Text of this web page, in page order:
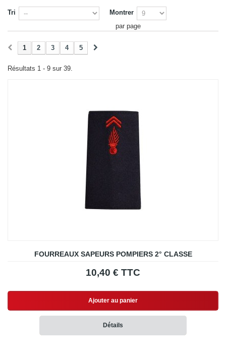
Tri
Montrer
par page
1 2 3 4 5
Résultats 1 - 9 sur 39.
FOURREAUX SAPEURS POMPIERS 2° CLASSE
10,40 € TTC
Ajouter au panier
Détails